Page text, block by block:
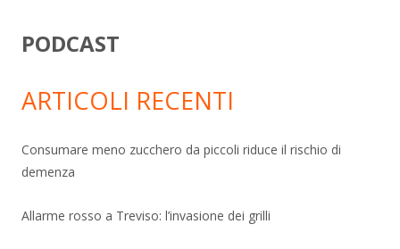
PODCAST
ARTICOLI RECENTI
Consumare meno zucchero da piccoli riduce il rischio di
demenza
Allarme rosso a Treviso: l’invasione dei grilli